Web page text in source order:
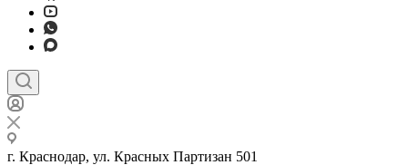
г. Краснодар, ул. Красных Партизан 501